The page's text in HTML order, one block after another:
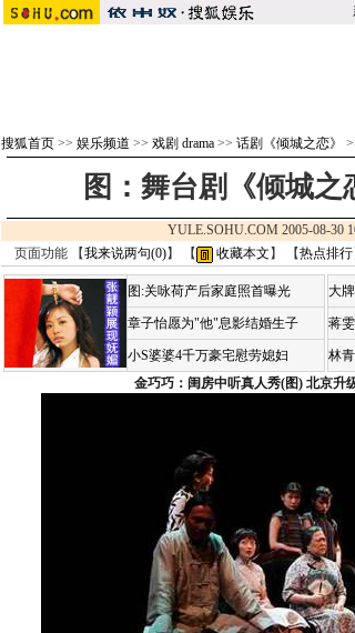
搜狐首页 >> 娱乐频道 >> 戏剧 drama >> 话剧《倾城之恋》
图：舞台剧《倾城
YULE.SOHU.COM 2005-08-30
页面功能 【我来说两句(0)】 【 收藏本文 】 【热点排行
图:关咏荷产后家庭照首曝光
章子怡愿为"他"息影结婚生子
小S婆婆4千万豪宅慰劳媳妇
大
蒋
林
金巧巧：闺房中听真人秀(图) 北京升